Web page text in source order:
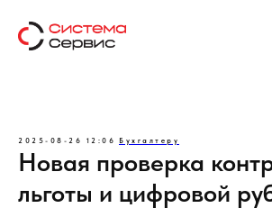
2025-08-26 12:06 Бухгалтеру
Новая проверка
льготы и цифровой